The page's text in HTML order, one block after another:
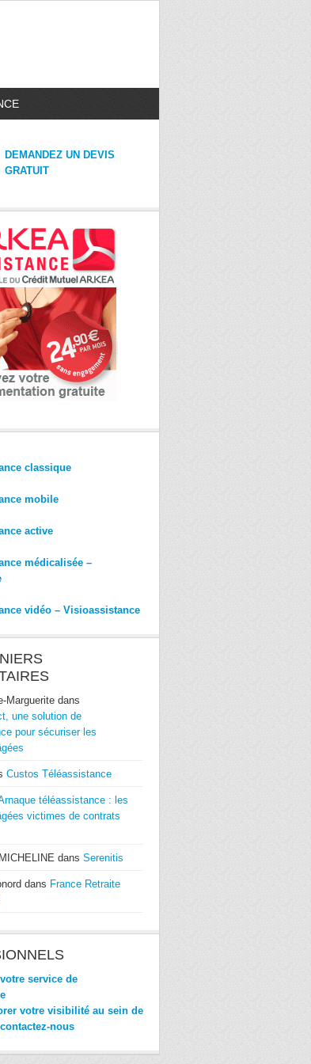
DEMANDEZ UN DEVIS
GRATUIT
classique
mobile
active
médicalisée –
vidéo – Visioassistance
Marguerite dans
une solution de
pour sécuriser les
Custos Téléassistance
téléassistance : les
victimes de contrats
dans Serenitis
dans France Retraite
service de
votre visibilité au sein de
nous